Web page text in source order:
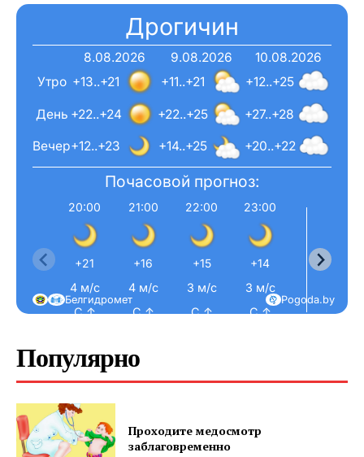
Дрогичин
8.08.2026
+13..+21
+22..+24
+12..+23
9.08.2026
+11..+21
+22..+25
+14..+25
10.08.2026
+12..+25
+27..+28
+20..+22
Вечер
День
Утро
Почасовой прогноз:
20:00
+21
4 м/с
С ↑
21:00
+16
4 м/с
С ↑
22:00
+15
3 м/с
С ↑
23:00
+14
3 м/с
С ↑
С ↑
Pogoda.by
Белгидромет
Популярно
Проходите медосмотр
заблаговременно